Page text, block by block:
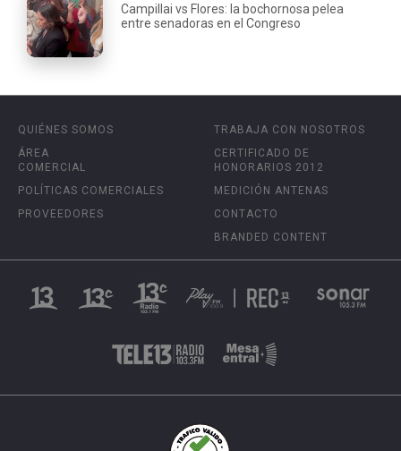
Campillai vs Flores: la bochornosa pelea
entre senadoras en el Congreso
QUIÉNES SOMOS
ÁREA
COMERCIAL
POLÍTICAS COMERCIALES
PROVEEDORES
TRABAJA CON NOSOTROS
CERTIFICADO DE
HONORARIOS 2012
MEDICIÓN ANTENAS
CONTACTO
BRANDED CONTENT